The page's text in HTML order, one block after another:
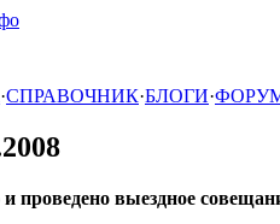
·СПРАВОЧНИК·БЛОГИ·
проведено выездное